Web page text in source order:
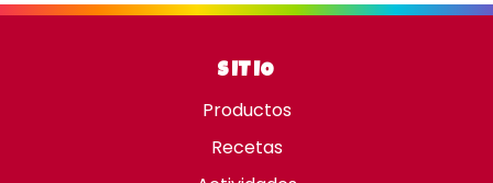
SITIO
Productos
Recetas